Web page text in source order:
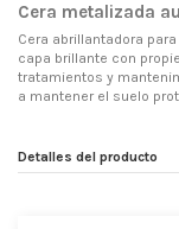
Cera metalizada
Cera abrillantadora
capa brillante con
tratamientos y
a mantener el suelo
Detalles del producto